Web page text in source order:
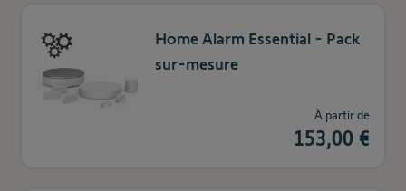
Home Alarm Essential - Pack
sur-mesure
À partir de
153,00 €